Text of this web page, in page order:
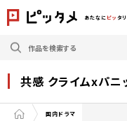
あたなに ピッ タ
共感 クライムxパニ
国内ドラマ